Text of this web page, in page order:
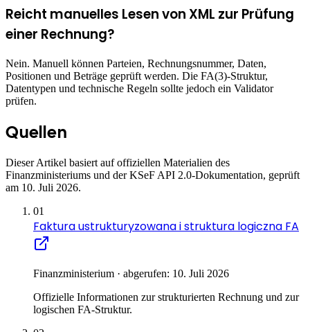
Reicht manuelles Lesen von XML zur Prüfung
einer Rechnung?
Nein. Manuell können Parteien, Rechnungsnummer, Daten,
Positionen und Beträge geprüft werden. Die FA(3)-Struktur,
Datentypen und technische Regeln sollte jedoch ein Validator
prüfen.
Quellen
Dieser Artikel basiert auf offiziellen Materialien des
Finanzministeriums und der KSeF API 2.0-Dokumentation, geprüft
am 10. Juli 2026.
01
Faktura ustrukturyzowana i struktura logiczna FA
Finanzministerium · abgerufen: 10. Juli 2026
Offizielle Informationen zur strukturierten Rechnung und zur
logischen FA-Struktur.